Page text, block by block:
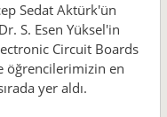
Sedat Aktürk'ün
S. Esen Yüksel'in
Circuit Boards
öğrencilerimizin en
yer aldı.